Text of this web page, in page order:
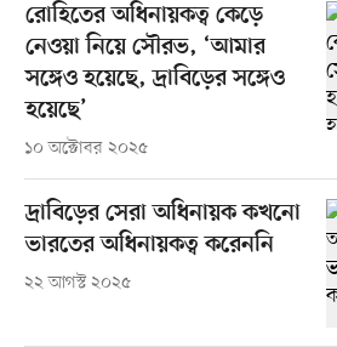
রোহিতের অধিনায়কত্ব কেড়ে
নেওয়া নিয়ে সৌরভ, ‘আমার
সঙ্গেও হয়েছে, দ্রাবিড়ের সঙ্গেও
হয়েছে’
১০ অক্টোবর ২০২৫
দ্রাবিড়ের সেরা অধিনায়ক কখনো
ভারতের অধিনায়কত্ব করেননি
২২ আগস্ট ২০২৫